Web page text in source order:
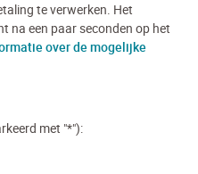
te verwerken. Het
na een paar seconden op het
over de mogelijke
met "*"):